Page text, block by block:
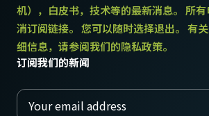
机），白皮书，技术等的最新消息。 所
消订阅链接。 您可以随时选择退出。 有
细信息，请参阅我们的隐私政策。
订阅我们的新闻